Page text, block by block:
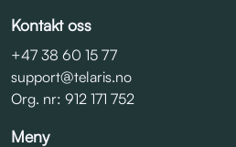
Kontakt oss
+47 38 60 15 77
support@telaris.no
Org. nr: 912 171 752
Meny